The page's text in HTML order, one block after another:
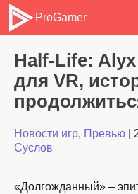
ProGamer
Half-Life: Alyx
для VR,
Новости игр, Превью
Суслов
«Долгожданный» –